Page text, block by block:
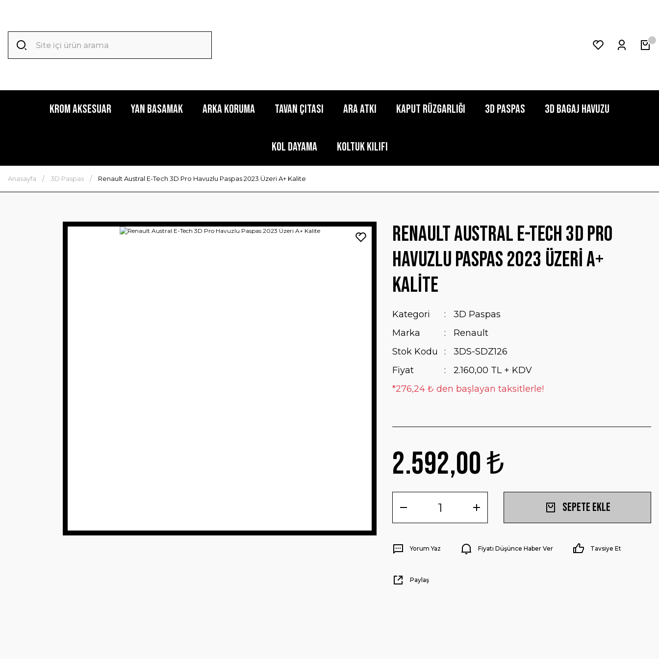
Krom Aksesuar Yan Basamak Arka Koruma Tavan Çıtası Ara Atkı Kaput Rüzgarlığı 3D Paspas 3D Bagaj Havuzu
Kol Dayama Koltuk Kılıfı
Anasayfa 3D Paspas Renault Austral E-Tech 3D Pro Havuzlu Paspas 2023 Üzeri A+ Kalite
Renault Austral E-Tech 3D Pro
Havuzlu Paspas 2023 Üzeri A+
Kalite
Kategori
3D Paspas
Marka
Renault
Stok Kodu
3DS-SDZ126
Fiyat
2.160,00 TL + KDV
*276,24 ₺ den başlayan taksitlerle!
2.592,00 ₺
Sepete Ekle
Yorum Yaz Fiyatı Düşünce Haber Ver Tavsiye Et
Paylaş